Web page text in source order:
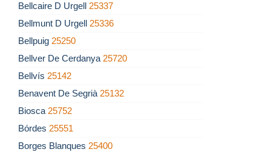
Bellcaire D Urgell 25337
Bellmunt D Urgell 25336
Bellpuig 25250
Bellver De Cerdanya 25720
Bellvís 25142
Benavent De Segrià 25132
Biosca 25752
Bórdes 25551
Borges Blanques 25400